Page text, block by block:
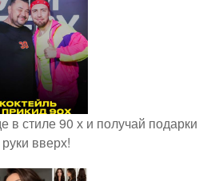
в стиле 90 х и получай подарки
вверх!